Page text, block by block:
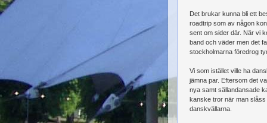
Det brukar kunna bli ett
roadtrip som av någon
sent om sider där. När vi
band och väder men det
stockholmarna föredrog
Vi som istället ville ha
jämna par. Eftersom det
nya samt sällandansade
kanske tror när man slåss
danskvällarna.